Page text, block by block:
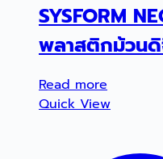
SYSFORM
พลาสติกม้วน
Read more
Quick View